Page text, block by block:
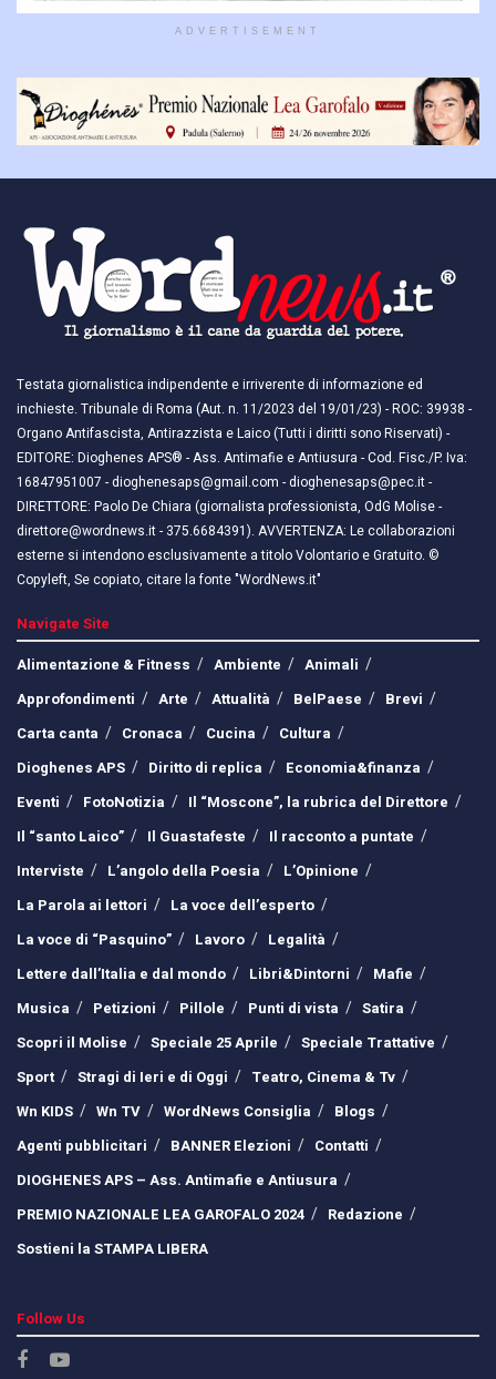
ADVERTISEMENT
Testata giornalistica indipendente e irriverente di informazione ed
inchieste. Tribunale di Roma (Aut. n. 11/2023 del 19/01/23) - ROC: 39938 -
Organo Antifascista, Antirazzista e Laico (Tutti i diritti sono Riservati) -
EDITORE: Dioghenes APS® - Ass. Antimafie e Antiusura - Cod. Fisc./P. Iva:
16847951007 - dioghenesaps@gmail.com - dioghenesaps@pec.it - ​​
DIRETTORE: Paolo De Chiara (giornalista professionista, OdG Molise -
direttore@wordnews.it - ​​375.6684391). AVVERTENZA: Le collaborazioni
esterne si intendono esclusivamente a titolo Volontario e Gratuito. ©
Copyleft, Se copiato, citare la fonte "WordNews.it"
Navigate Site
Alimentazione & Fitness
Ambiente
Animali
Approfondimenti
Arte Attualità BelPaese
Brevi
Carta canta
Cronaca Cucina
Cultura
Dioghenes APS
Diritto di replica
Economia&finanza
Eventi
FotoNotizia
Il “Moscone”, la rubrica del Direttore
Il “santo Laico”
Il Guastafeste
Il racconto a puntate
Interviste
L’angolo della Poesia
L’Opinione
La Parola ai lettori
La voce dell’esperto
La voce di “Pasquino”
Lavoro
Legalità
Lettere dall’Italia e dal mondo
Libri&Dintorni
Mafie
Musica
Petizioni Pillole Punti di vista
Satira
Scopri il Molise
Speciale 25 Aprile
Speciale Trattative
Sport
Stragi di Ieri e di Oggi
Teatro, Cinema & Tv
Wn KIDS
Wn TV WordNews Consiglia
Blogs
Agenti pubblicitari
BANNER Elezioni
Contatti
DIOGHENES APS – Ass. Antimafie e Antiusura
PREMIO NAZIONALE LEA GAROFALO 2024
Redazione
Sostieni la STAMPA LIBERA
Follow Us